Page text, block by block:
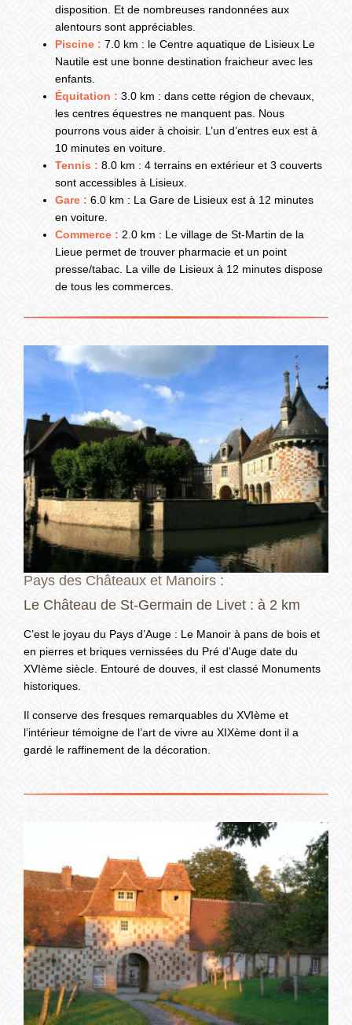
disposition. Et de nombreuses randonnées aux
alentours sont appréciables.
Piscine : 7.0 km : le Centre aquatique de Lisieux Le
Nautile est une bonne destination fraicheur avec les
enfants.
Équitation : 3.0 km : dans cette région de chevaux,
les centres équestres ne manquent pas. Nous
pourrons vous aider à choisir. L’un d’entres eux est à
10 minutes en voiture.
Tennis : 8.0 km : 4 terrains en extérieur et 3 couverts
sont accessibles à Lisieux.
Gare : 6.0 km : La Gare de Lisieux est à 12 minutes
en voiture.
Commerce : 2.0 km : Le village de St-Martin de la
Lieue permet de trouver pharmacie et un point
presse/tabac. La ville de Lisieux à 12 minutes dispose
de tous les commerces.
Pays des Châteaux et Manoirs :
Le Château de St-Germain de Livet : à 2 km
C’est le joyau du Pays d’Auge : Le Manoir à pans de bois et
en pierres et briques vernissées du Pré d’Auge date du
XVIème siècle. Entouré de douves, il est classé Monuments
historiques.
Il conserve des fresques remarquables du XVIème et
l’intérieur témoigne de l’art de vivre au XIXème dont il a
gardé le raffinement de la décoration.